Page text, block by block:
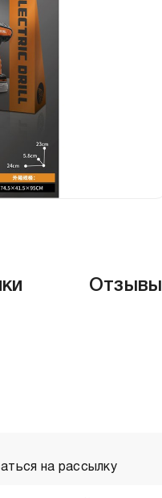
Отзывы
на рассылку